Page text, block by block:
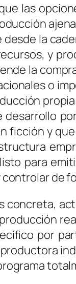
las
la
y
la
o
desarrollo
ficción y
para
de
concreta,
por